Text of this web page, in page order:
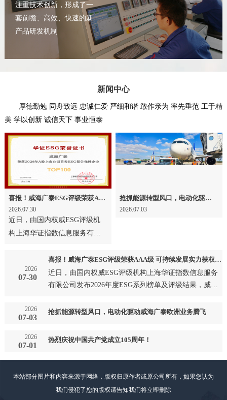
注重技术创新，形成了一
套前瞻、高效、快速的新
产品研发机制
新闻中心
厚德勤勉 同舟致远 忠诚仁爱 严细和谐 敢作亲为 率先垂范 工于精
美 学以创新 诚信天下 事业恒泰
喜报！威海广泰ESG评级荣获AAA级 可持续发展实力获权威认可
2026.07.30
近日，由国内权威ESG评级机
构上海华证指数信息服务有限
单及评级结果，威海广泰成
功…
抢抓能源转型风口，电动化驱动威海广泰欧洲业务腾飞
2026.07.03
2026
07-30
喜报！威海广泰ESG评级荣获AAA级 可持续发展实力获权威认可
近日，由国内权威ESG评级机构上海华证指数信息服务
有限公司发布2026年度ESG系列榜单及评级结果，威海
2026
07-03
抢抓能源转型风口，电动化驱动威海广泰欧洲业务腾飞
2026
07-01
热烈庆祝中国共产党成立105周年！
本站部分图片和内容来源于网络，版权归原作者或原公司所有，如果您认为
我们侵犯了您的版权请告知我们将立即删除